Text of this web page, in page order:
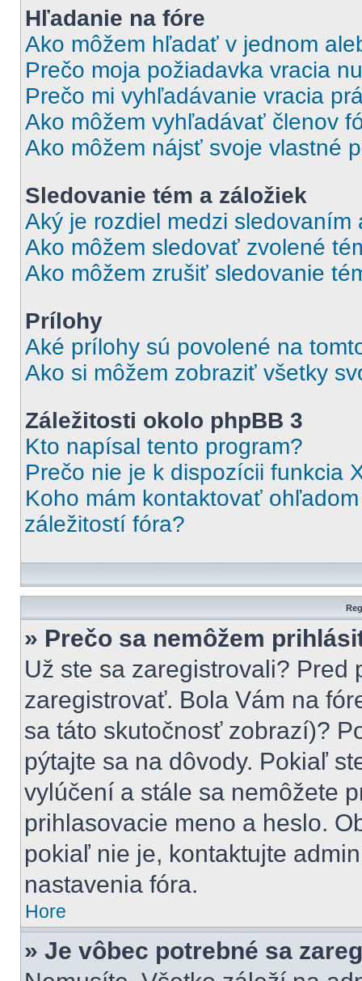
Hľadanie na fóre
Ako môžem hľadať v jednom
Prečo moja požiadavka vracia
Prečo mi vyhľadávanie vracia
Ako môžem vyhľadávať členov
Ako môžem nájsť svoje vlastné
Sledovanie tém a záložiek
Aký je rozdiel medzi sledovaním
Ako môžem sledovať zvolené
Ako môžem zrušiť sledovanie
Prílohy
Aké prílohy sú povolené na
Ako si môžem zobraziť všetky
Záležitosti okolo phpBB 3
Kto napísal tento program?
Prečo nie je k dispozícii funkcia
Koho mám kontaktovať
záležitostí fóra?
» Prečo sa nemôžem
Už ste sa zaregistrovali?
zaregistrovať. Bola Vám na
sa táto skutočnosť zobrazí)?
pýtajte sa na dôvody. Pokiaľ
vylúčení a stále sa nemôžete
prihlasovacie meno a heslo.
pokiaľ nie je, kontaktujte
nastavenia fóra.
Hore
» Je vôbec potrebné sa